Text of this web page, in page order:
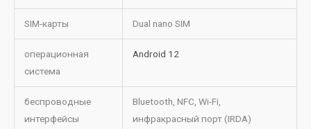
SIM-карты Dual nano SIM
операционная
система
Android 12
беспроводные
интерфейсы
Bluetooth, NFC, Wi-Fi,
инфракрасный порт (IRDA)